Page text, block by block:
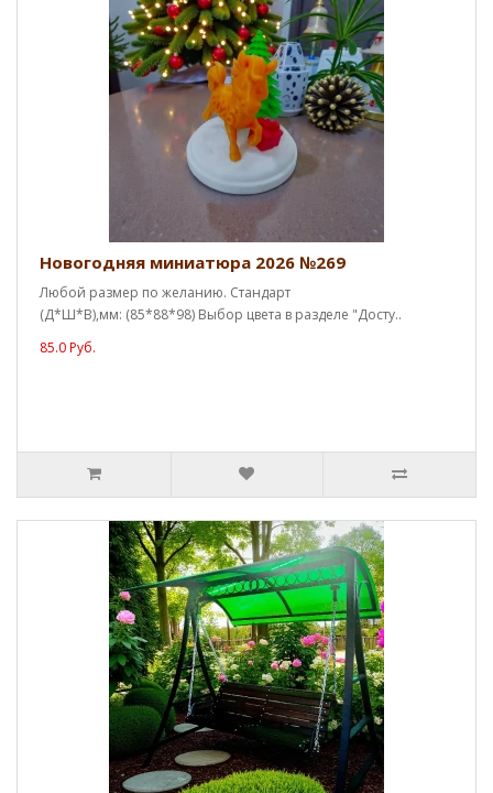
Новогодняя миниатюра 2026 №269
Любой размер по желанию. Стандарт
(Д*Ш*В),мм: (85*88*98) Выбор цвета в разделе "Досту..
85.0 Руб.